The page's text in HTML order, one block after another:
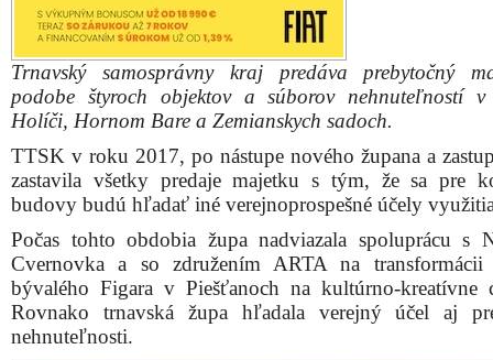
Trnavský samosprávny kraj predáva prebytočný
podobe štyroch objektov a súborov nehnuteľností v
Holíči, Hornom Bare a Zemianskych sadoch.
TTSK v roku 2017, po nástupe nového župana a
zastavila všetky predaje majetku s tým, že sa pre
budovy budú hľadať iné verejnoprospešné účely
Počas tohto obdobia župa nadviazala spoluprácu s
Cvernovka a so združením ARTA na transformácii
bývalého Figara v Piešťanoch na kultúrno-kreatívne
Rovnako trnavská župa hľadala verejný účel aj
nehnuteľnosti.